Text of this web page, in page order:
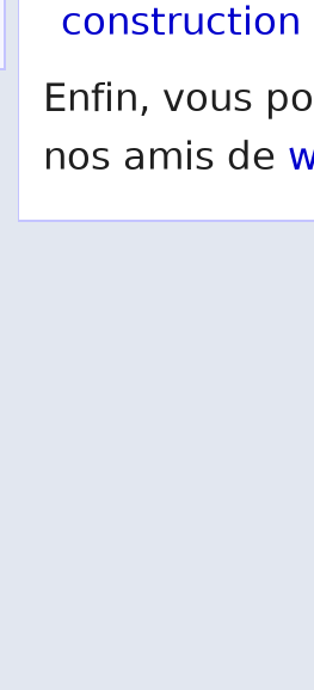
construction
Enfin, vous
nos amis de